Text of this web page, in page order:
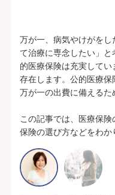
入院・手術・放
に備えられます
豊富な特約ラ
ーズに合わせて
きます。
あんしんパレット｜ていばん医
｜入院給付金日額5,000円（60
万が一、病気やけがを
て治療に専念したい」
的医療保険は充実して
存在します。公的医療保
万が一の出費に備えるた
この記事では、医療保
保険の選び方などをわか